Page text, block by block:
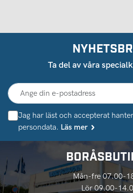
Ta del av våra
Jag har läst och accepterat
persondata. Läs mer
Mån-fre 07.00-
Lör 09.00-